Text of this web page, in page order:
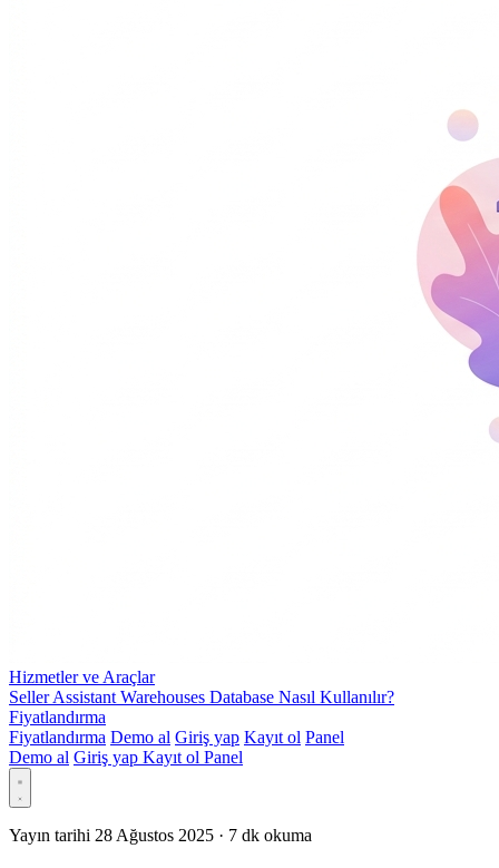
Hizmetler ve Araçlar
Seller Assistant Warehouses Database Nasıl Kullanılır?
Fiyatlandırma
Fiyatlandırma Demo al Giriş yap Kayıt ol Panel
Demo al Giriş yap Kayıt ol Panel
Yayın tarihi 28 Ağustos 2025 · 7 dk okuma